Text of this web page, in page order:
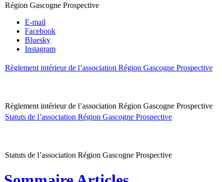
Région Gascogne Prospective
E-mail
Facebook
Bluesky
Instagram
Règlement intérieur de l’association Région Gascogne Prospective
Règlement intérieur de l’association Région Gascogne Prospective
Statuts de l’association Région Gascogne Prospective
Statuts de l’association Région Gascogne Prospective